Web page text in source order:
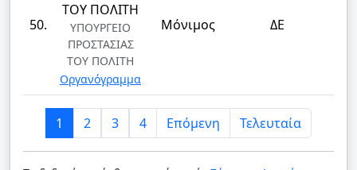
50.
ΤΟΥ ΠΟΛΙΤΗ
ΥΠΟΥΡΓΕΙΟ
ΠΡΟΣΤΑΣΙΑΣ
ΤΟΥ ΠΟΛΙΤΗ
Οργανόγραμμα
Μόνιμος ΔΕ
1 2 3 4 Επόμενη Τελευταία